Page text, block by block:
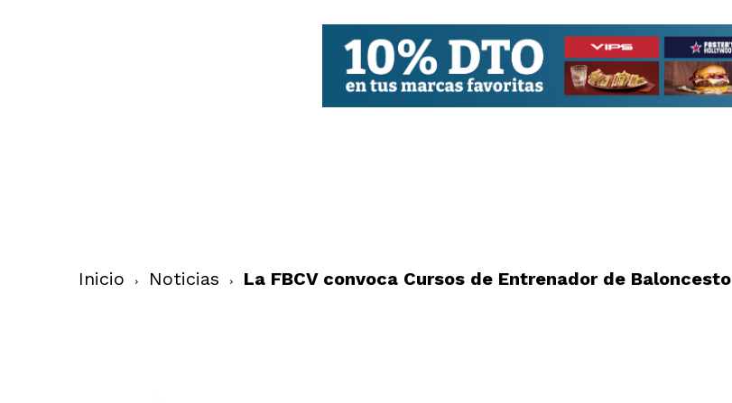
Inicio Noticias La FBCV convoca Cursos de Entrenador de Baloncesto